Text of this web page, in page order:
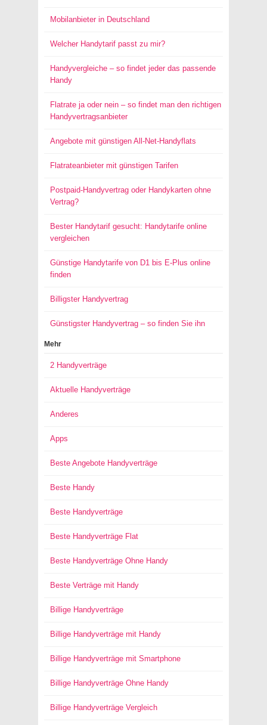
Mobilanbieter in Deutschland
Welcher Handytarif passt zu mir?
Handyvergleiche – so findet jeder das passende
Handy
Flatrate ja oder nein – so findet man den richtigen
Handyvertragsanbieter
Angebote mit günstigen All-Net-Handyflats
Flatrateanbieter mit günstigen Tarifen
Postpaid-Handyvertrag oder Handykarten ohne
Vertrag?
Bester Handytarif gesucht: Handytarife online
vergleichen
Günstige Handytarife von D1 bis E-Plus online
finden
Billigster Handyvertrag
Günstigster Handyvertrag – so finden Sie ihn
Mehr
2 Handyverträge
Aktuelle Handyverträge
Anderes
Apps
Beste Angebote Handyverträge
Beste Handy
Beste Handyverträge
Beste Handyverträge Flat
Beste Handyverträge Ohne Handy
Beste Verträge mit Handy
Billige Handyverträge
Billige Handyverträge mit Handy
Billige Handyverträge mit Smartphone
Billige Handyverträge Ohne Handy
Billige Handyverträge Vergleich